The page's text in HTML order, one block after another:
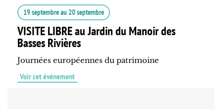
19 septembreau 20 septembre
VISITE LIBRE au Jardin du Manoir des
Basses Rivières
Journées européennes du patrimoine
Voir cet événement